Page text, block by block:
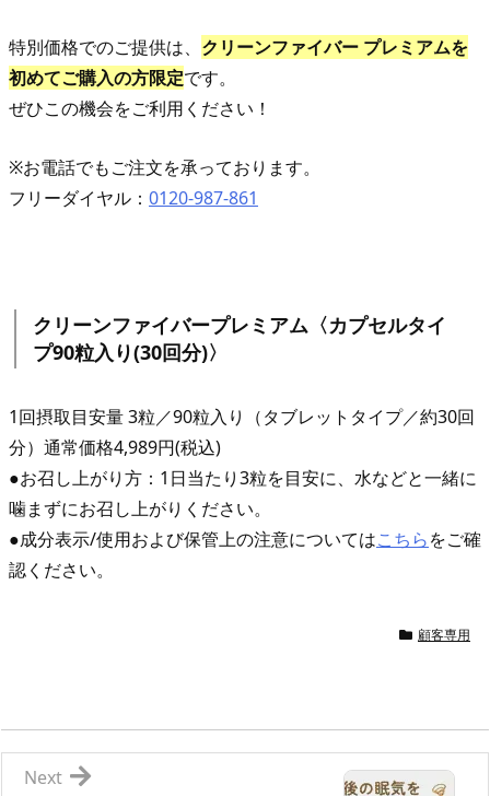
特別価格でのご提供は、 クリーンファイバー プレミアムを
初めてご購入の方限定です。
ぜひこの機会をご利用ください！
※お電話でもご注文を承っております。
フリーダイヤル： 0120-987-861
クリーンファイバープレミアム〈カプセルタイ
プ90粒入り(30回分)〉
1回摂取目安量 3粒／90粒入り（タブレットタイプ／約30回
分）通常価格4,989円(税込)
●お召し上がり方：1日当たり3粒を目安に、水などと一緒に
噛まずにお召し上がりください。
●成分表示/使用および保管上の注意についてはこちらをご確
認ください。
顧客専用
Next